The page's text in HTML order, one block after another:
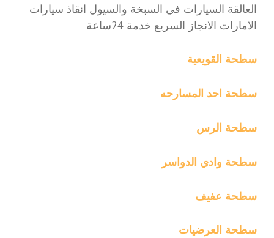
العالقة السيارات في السبخة والسيول انقاذ سيارات
الامارات الانجاز السريع خدمة 24ساعة
سطحة القويعية
سطحة احد المسارحه
سطحة الرس
سطحة وادي الدواسر
سطحة عفيف
سطحة العرضيات